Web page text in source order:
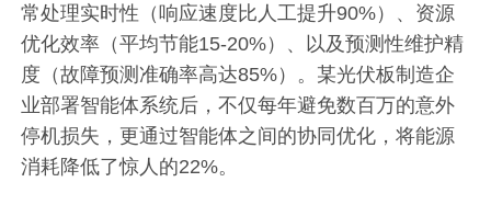
常处理实时性（响应速度比人工提升90%）、资源
优化效率（平均节能15-20%）、以及预测性维护精
度（故障预测准确率高达85%）。某光伏板制造企
业部署智能体系统后，不仅每年避免数百万的意外
停机损失，更通过智能体之间的协同优化，将能源
消耗降低了惊人的22%。